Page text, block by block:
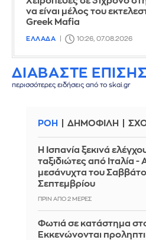
να είναι μέλος του
Greek Mafia
ΕΛΛΑΔΑ 10:26, 07.08.2026
ΔΙΑΒΑΣΤΕ ΕΠΙΣΗΣ
περισσότερες ειδήσεις από το skai.gr
ΡΟΗ ΔΗΜΟΦΙΛΗ
Η Ισπανία ξεκινά
ταξιδιώτες από Ιταλία -
μεσάνυχτα του
Σεπτεμβρίου
ΠΡΙΝ ΑΠΌ 2 ΜΈΡΕΣ
Φωτιά σε κατάστημα
Εκκενώνονται